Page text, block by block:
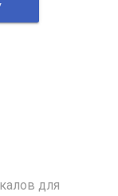
для